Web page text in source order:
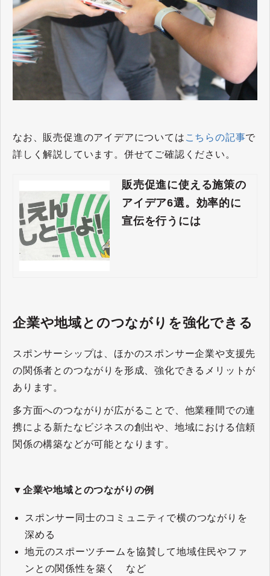
なお、販売促進のアイデアについては こちらの記事で
詳しく解説しています。併せてご確認ください。
販売促進に使える施策の
アイデア6選。効率的に
宣伝を行うには
企業や地域とのつながりを強化できる
スポンサーシップは、ほかのスポンサー企業や支援先
の関係者とのつながりを形成、強化できるメリットが
あります。
多方面へのつながりが広がることで、他業種間での連
携による新たなビジネスの創出や、地域における信頼
関係の構築などが可能となります。
▼企業や地域とのつながりの例
スポンサー同士のコミュニティで横のつながりを
深める
地元のスポーツチームを協賛して地域住民やファ
ンとの関係性を築く など